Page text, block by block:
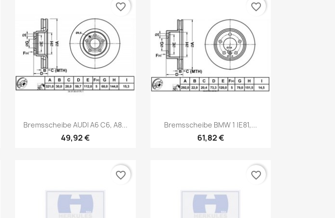
Vorschau
Bremsscheibe AUDI A6 C6, A8...
49,92 €
favorite_border
Vorschau
Bremsscheibe BMW 1 |E81,...
61,82 €
favorite_border
favorite_border favorite_border